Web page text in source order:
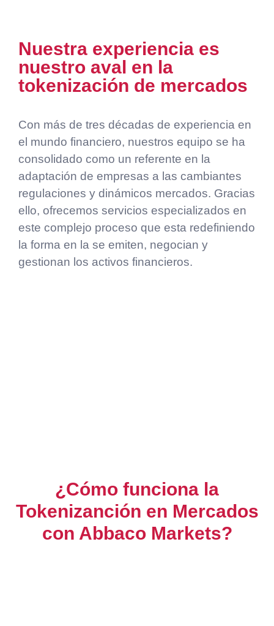
Nuestra experiencia es
nuestro aval en la
tokenización de mercados
Con más de tres décadas de experiencia en
el mundo financiero, nuestros equipo se ha
consolidado como un referente en la
adaptación de empresas a las cambiantes
regulaciones y dinámicos mercados. Gracias
ello, ofrecemos servicios especializados en
este complejo proceso que esta redefiniendo
la forma en la se emiten, negocian y
gestionan los activos financieros.
¿Cómo funciona la
Tokenizanción en Mercados
con Abbaco Markets?